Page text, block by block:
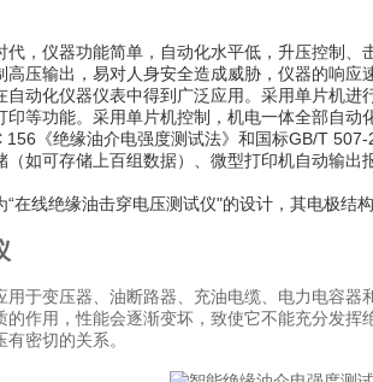
，仪器功能简单，自动化水平低，升压控制
压输出，易对人身安全造成威胁，仪器的响应
动化仪器仪表中得到广泛应用。采用单片机
等功能。采用单片机控制，机电一体全部自动
《绝缘油介电强度测试法》和国标GB/T
如可存储上百组数据）、微型打印机自动输
在线绝缘油击穿电压测试仪"的设计，其电极结
于变压器、油断路器、充油电缆、电力电容器
作用，性能会逐渐变坏，致使它不能充分发
密切的关系。